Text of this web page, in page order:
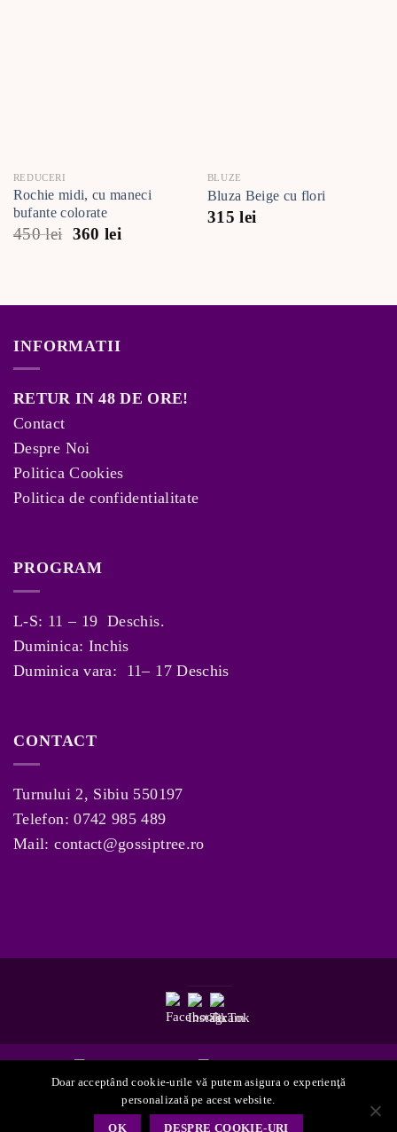
REDUCERI
Rochie midi, cu maneci
bufante colorate
450lei Prețul
360lei
BLUZE
Bluza Beige cu flori
315lei
INFORMATII
RETUR IN 48 DE ORE!
Contact
Despre Noi
Politica Cookies
Politica de confidentialitate
PROGRAM
L-S: 11 – 19 Deschis.
Duminica: Inchis
Duminica vara: 11– 17 Deschis
CONTACT
Turnului 2, Sibiu 550197
Telefon:0742 985 489
Mail:contact@gossiptree.ro
Copyright 2026 ©GossipTree.ro
Doar acceptând cookie-urile vă putem asigura o experienţă
personalizată pe acest website.
OK DESPRE COOKIE-URI